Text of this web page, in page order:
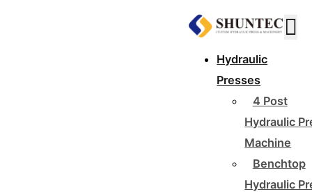
Hydraulic
Presses
4 Post
Hydraulic
Machine
Benchtop
Hydraulic